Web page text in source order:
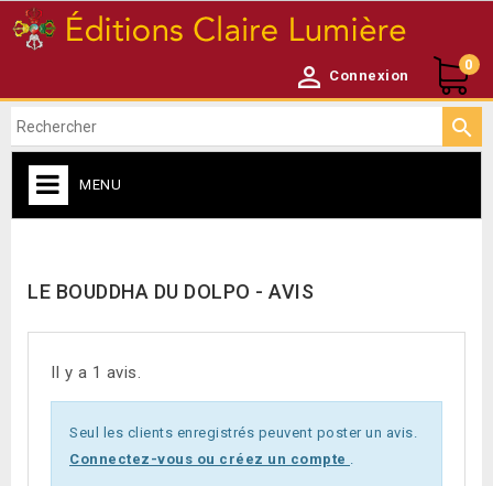
 Connexion
0

MENU
LE BOUDDHA DU DOLPO - AVIS
Il y a 1 avis.
Seul les clients enregistrés peuvent poster un avis.
Connectez-vous ou créez un compte .